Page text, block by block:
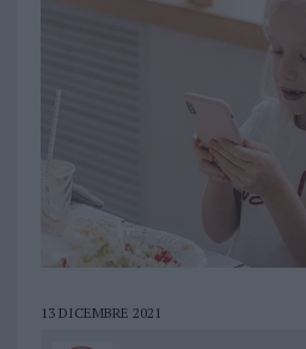
13 DICEMBRE 2021